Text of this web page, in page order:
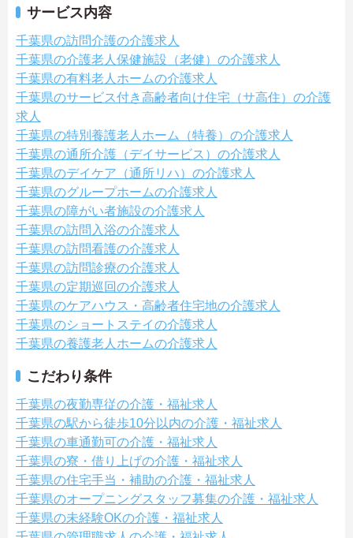
サービス内容
千葉県の訪問介護の介護求人
千葉県の介護老人保健施設（老健）の介護求人
千葉県の有料老人ホームの介護求人
千葉県のサービス付き高齢者向け住宅（サ高住）の介護
求人
千葉県の特別養護老人ホーム（特養）の介護求人
千葉県の通所介護（デイサービス）の介護求人
千葉県のデイケア（通所リハ）の介護求人
千葉県のグループホームの介護求人
千葉県の障がい者施設の介護求人
千葉県の訪問入浴の介護求人
千葉県の訪問看護の介護求人
千葉県の訪問診療の介護求人
千葉県の定期巡回の介護求人
千葉県のケアハウス・高齢者住宅地の介護求人
千葉県のショートステイの介護求人
千葉県の養護老人ホームの介護求人
こだわり条件
千葉県の夜勤専従の介護・福祉求人
千葉県の駅から徒歩10分以内の介護・福祉求人
千葉県の車通勤可の介護・福祉求人
千葉県の寮・借り上げの介護・福祉求人
千葉県の住宅手当・補助の介護・福祉求人
千葉県のオープニングスタッフ募集の介護・福祉求人
千葉県の未経験OKの介護・福祉求人